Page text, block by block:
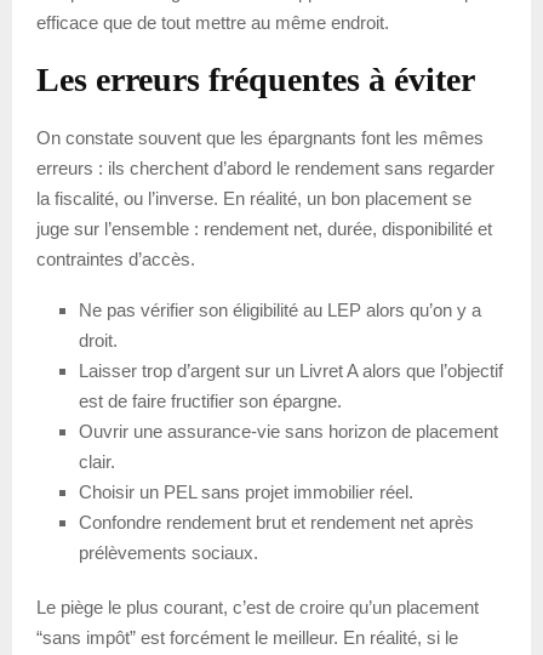
efficace que de tout mettre au même endroit.
Les erreurs fréquentes à éviter
On constate souvent que les épargnants font les mêmes
erreurs : ils cherchent d’abord le rendement sans regarder
la fiscalité, ou l’inverse. En réalité, un bon placement se
juge sur l’ensemble : rendement net, durée, disponibilité et
contraintes d’accès.
Ne pas vérifier son éligibilité au LEP alors qu’on y a
droit.
Laisser trop d’argent sur un Livret A alors que l’objectif
est de faire fructifier son épargne.
Ouvrir une assurance-vie sans horizon de placement
clair.
Choisir un PEL sans projet immobilier réel.
Confondre rendement brut et rendement net après
prélèvements sociaux.
Le piège le plus courant, c’est de croire qu’un placement
“sans impôt” est forcément le meilleur. En réalité, si le